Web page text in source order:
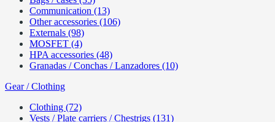
Communication (13)
Other accessories (106)
Externals (98)
MOSFET (4)
HPA accessories (48)
Granadas / Conchas / Lanzadores (10)
Gear / Clothing
Clothing (72)
Vests / Plate carriers / Chestrigs (131)